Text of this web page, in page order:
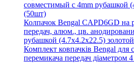
Колпачок Bengal CAPD6GD на
передач, алюм., цв.
рубашкой (4.7x4.2x22.5)
Комплект ковпачків Bengal для
перемикача передач діаметром